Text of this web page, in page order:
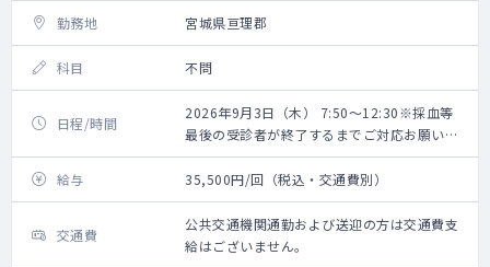
勤務地 宮城県亘理郡
科目 不問
日程/時間
2026年9月3日（木） 7:50～12:30※採血等
最後の受診者が終了するまでご対応お願いい
たします。
給与
35,500円/回（税込・交通費別）
交通費
公共交通機関通勤および送迎の方は交通費支
給はございません。